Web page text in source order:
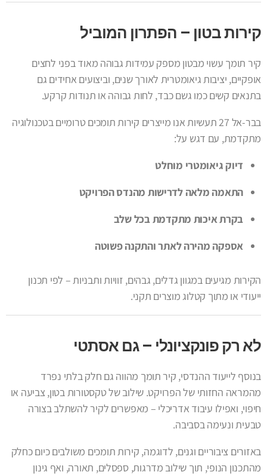
קירות בטון – הפתרון המוביל
קיר תומך עשוי מבטון מספק עמידות גבוהה מאוד בפני לחצים
אופקיים, יציבות גיאומטרית לאורך שנים, וביצועים אחידים גם
בתנאים קשים כמו גשם כבד, לחות גבוהה או תנודות קרקע.
בבר-אל 27 תעשיות אנו מייצרים קירות תומכים טרומיים בטכנולוגיה
מתקדמת, עם דגש על:
דיוק גיאומטרי מוחלט
התאמה מלאה לדרישות מהנדס הפרויקט
בקרת איכות מתקדמת בכל שלב
אספקה מהירה לאתר והתקנה פשוטה
הקירות מגיעים במגוון גדלים, גבהים, זוויות ותבניות – לפי תכנון
ייעודי או מתוך קטלוג מוצרים תקני.
לא רק פונקציונלי – גם אסתטי
בנוסף לייעוד ההנדסי, קיר תומך מהווה גם חלק בלתי נפרד
מהמראה החזותי של הפרויקט. שילוב של טקסטורות בטון, צביעה או
חיפוי, ואפילו עיבוד אדריכלי – מאפשרים לקיר להשתלב בצורה
טבעית ונעימה בסביבה.
באזורים ציבוריים וגנים, לדוגמה, קירות תומכים משולבים כיום כחלק
מהתכנון הנופי, תוך שילוב מדרגות, ספסלים, תאורה, ואף גינון